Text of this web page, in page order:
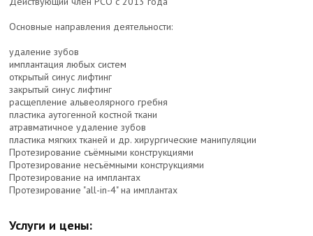
Основные направления деятельности:
удаление зубов
имплантация любых систем
открытый синус лифтинг
закрытый синус лифтинг
расщепление альвеолярного гребня
пластика аутогенной костной ткани
атравматичное удаление зубов
пластика мягких тканей и др. хирургические манипуляции
Протезирование съёмными конструкциями
Протезирование несъёмными конструкциями
Протезирование на имплантах
Протезирование "all-in-4" на имплантах
Услуги и цены: